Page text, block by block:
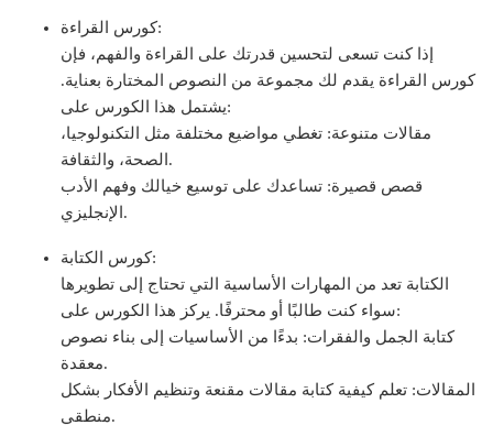
كورس القراءة:
إذا كنت تسعى لتحسين قدرتك على القراءة والفهم، فإن
كورس القراءة يقدم لك مجموعة من النصوص المختارة بعناية.
يشتمل هذا الكورس على:
مقالات متنوعة: تغطي مواضيع مختلفة مثل التكنولوجيا،
الصحة، والثقافة.
قصص قصيرة: تساعدك على توسيع خيالك وفهم الأدب
الإنجليزي.
كورس الكتابة:
الكتابة تعد من المهارات الأساسية التي تحتاج إلى تطويرها
سواء كنت طالبًا أو محترفًا. يركز هذا الكورس على:
كتابة الجمل والفقرات: بدءًا من الأساسيات إلى بناء نصوص
معقدة.
المقالات: تعلم كيفية كتابة مقالات مقنعة وتنظيم الأفكار بشكل
منطقي.